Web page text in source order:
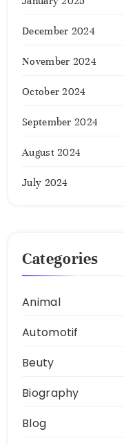
December 2024
November 2024
October 2024
September 2024
August 2024
July 2024
Categories
Animal
Automotif
Beuty
Biography
Blog